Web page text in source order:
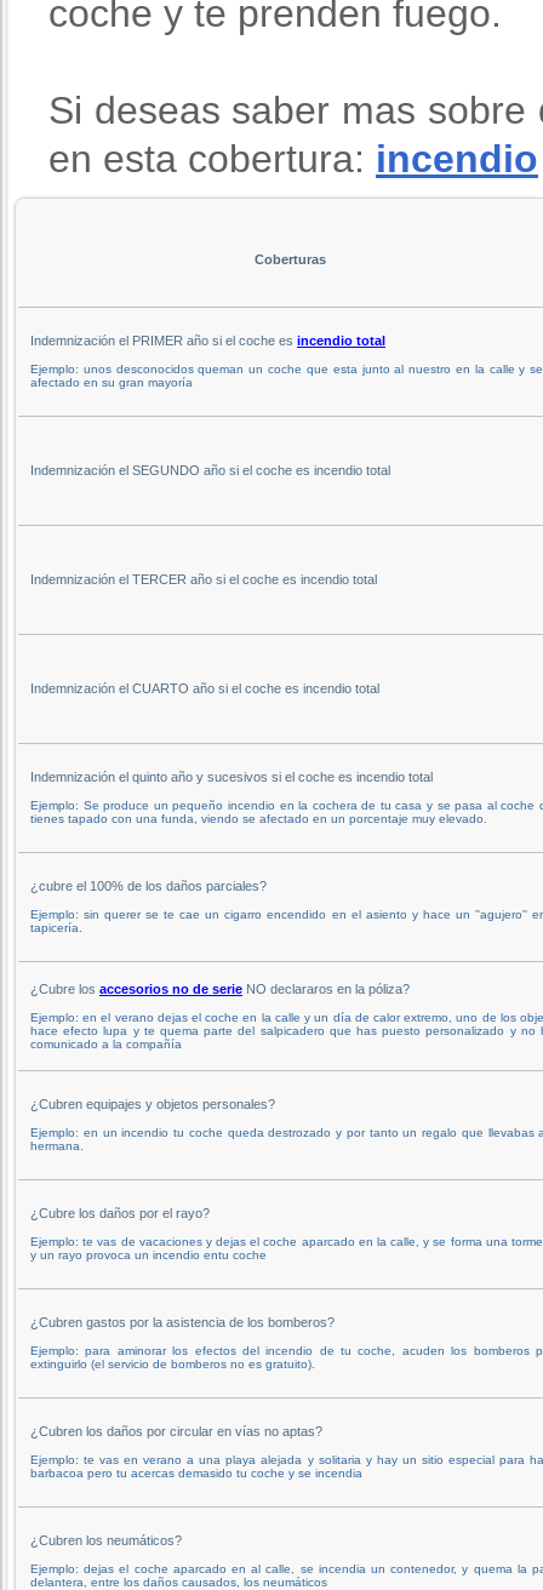
coche y te prenden fuego.
Si deseas saber mas
en esta cobertura: incendio
Coberturas
Indemnización el PRIMER año si el coche es incendio total
Ejemplo: unos desconocidos queman un coche que esta junto al nuestro en la calle y
afectado en su gran mayoría
Indemnización el SEGUNDO año si el coche es incendio total
Indemnización el TERCER año si el coche es incendio total
Indemnización el CUARTO año si el coche es incendio total
Indemnización el quinto año y sucesivos si el coche es incendio total
Ejemplo: Se produce un pequeño incendio en la cochera de tu casa y se pasa al coche
tienes tapado con una funda, viendo se afectado en un porcentaje muy elevado.
¿cubre el 100% de los daños parciales?
Ejemplo: sin querer se te cae un cigarro encendido en el asiento y hace un ''agujero''
tapicería.
¿Cubre los accesorios no de serie NO declararos en la póliza?
Ejemplo: en el verano dejas el coche en la calle y un día de calor extremo, uno de los
hace efecto lupa y te quema parte del salpicadero que has puesto personalizado y no
comunicado a la compañía
¿Cubren equipajes y objetos personales?
Ejemplo: en un incendio tu coche queda destrozado y por tanto un regalo que llevabas
hermana.
¿Cubre los daños por el rayo?
Ejemplo: te vas de vacaciones y dejas el coche aparcado en la calle, y se forma una
y un rayo provoca un incendio entu coche
¿Cubren gastos por la asistencia de los bomberos?
Ejemplo: para aminorar los efectos del incendio de tu coche, acuden los bomberos
extinguirlo (el servicio de bomberos no es gratuito).
¿Cubren los daños por circular en vías no aptas?
Ejemplo: te vas en verano a una playa alejada y solitaria y hay un sitio especial para
barbacoa pero tu acercas demasido tu coche y se incendia
¿Cubren los neumáticos?
Ejemplo: dejas el coche aparcado en al calle, se incendia un contenedor, y quema la
delantera, entre los daños causados, los neumáticos